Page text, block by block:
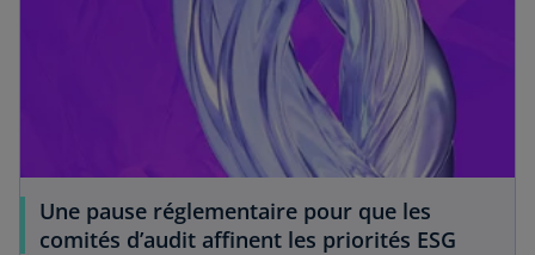
Une pause réglementaire pour que les
comités d’audit affinent les priorités ESG